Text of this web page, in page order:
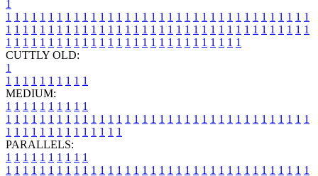
1
1 1 1 1 1 1 1 1 1 1 1 1 1 1 1 1 1 1 1 1 1 1 1 1 1 1 1 1 1 1 1 1 1 1 1 1
1 1 1 1 1 1 1 1 1 1 1 1 1 1 1 1 1 1 1 1 1 1 1 1 1 1 1 1 1 1 1 1 1 1 1 1
1 1 1 1 1 1 1 1 1 1 1 1 1 1 1 1 1 1 1 1 1 1 1 1 1 1 1 1
CUTTLY OLD:
1
1 1 1 1 1 1 1 1 1 1
MEDIUM:
1 1 1 1 1 1 1 1 1 1
1 1 1 1 1 1 1 1 1 1 1 1 1 1 1 1 1 1 1 1 1 1 1 1 1 1 1 1 1 1 1 1 1 1 1 1
1 1 1 1 1 1 1 1 1 1 1 1 1 1
PARALLELS:
1 1 1 1 1 1 1 1 1 1
1 1 1 1 1 1 1 1 1 1 1 1 1 1 1 1 1 1 1 1 1 1 1 1 1 1 1 1 1 1 1 1 1 1 1 1